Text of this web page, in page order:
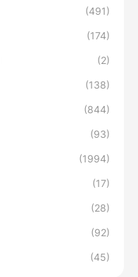
(491)
(174)
(2)
(138)
(844)
(93)
(1994)
(17)
(28)
(92)
(45)